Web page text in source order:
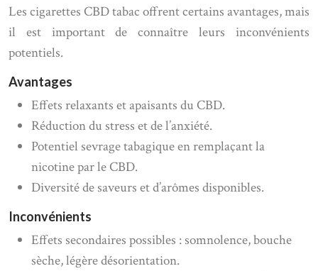
Les cigarettes CBD tabac offrent certains avantages, mais
il est important de connaître leurs inconvénients
potentiels.
Avantages
Effets relaxants et apaisants du CBD.
Réduction du stress et de l’anxiété.
Potentiel sevrage tabagique en remplaçant la
nicotine par le CBD.
Diversité de saveurs et d’arômes disponibles.
Inconvénients
Effets secondaires possibles : somnolence, bouche
sèche, légère désorientation.